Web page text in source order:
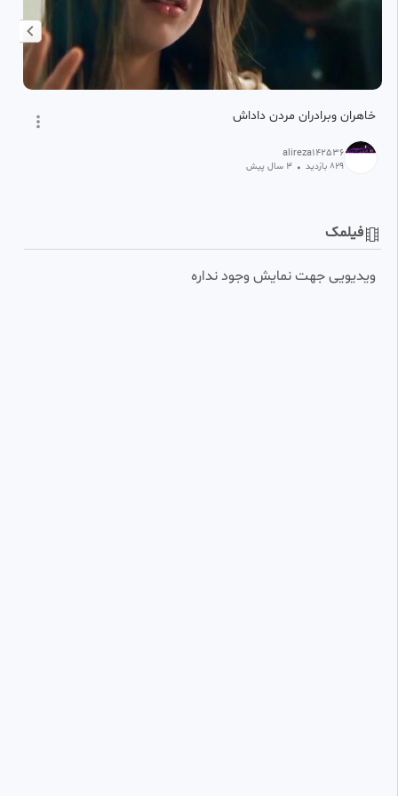
خاهران وبرادران مردن داداش
alireza142536
829 بازدید • 3 سال پیش
فیلمک
ویدیویی جهت نمایش وجود نداره